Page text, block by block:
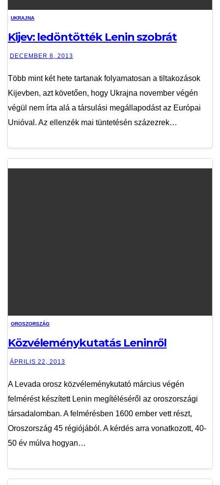
UKRAJNA
Kijev: ledöntötték Lenin szobrát
DECEMBER 8, 2013
Több mint két hete tartanak folyamatosan a tiltakozások
Kijevben, azt követően, hogy Ukrajna november végén
végül nem írta alá a társulási megállapodást az Európai
Unióval. Az ellenzék mai tüntetésén százezrek…
OROSZORSZÁG
Közvéleménykutatás Leninről
ÁPRILIS 22, 2013
A Levada orosz közvéleménykutató március végén
felmérést készített Lenin megítéléséről az oroszországi
társadalomban. A felmérésben 1600 ember vett részt,
Oroszország 45 régiójából. A kérdés arra vonatkozott, 40-
50 év múlva hogyan…